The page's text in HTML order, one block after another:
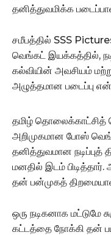
தனித்துவமிக்க
சமீபத்தில் SSS
வெங்கட் இயக்கத்தில்,
கல்வியின் அவசியம்
அழுத்தமான படைப்பு
தமிழ் தொலைக்காட்சித்
அறிமுகமான போஸ்
தனித்துவமான
மனதில் இடம்
தன் பன்முகத்
ஒரு நடிகனாக மட்டுமே
கட்டத்தை நோக்கி தன்